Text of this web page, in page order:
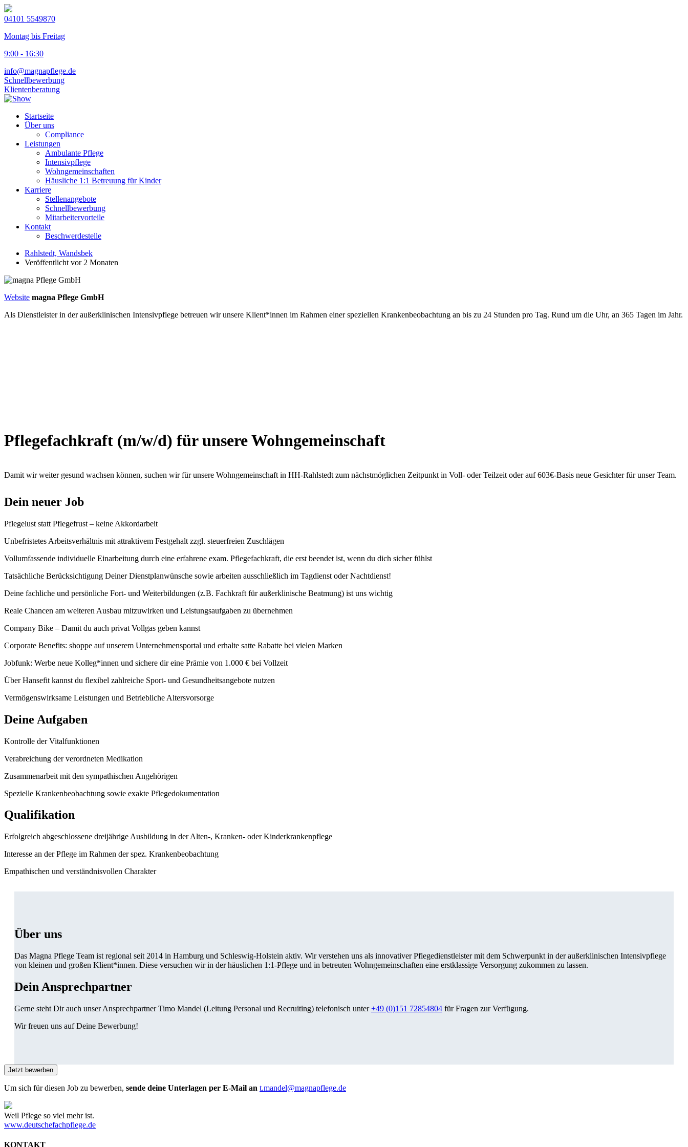
04101 5549870
Montag bis Freitag
9:00 - 16:30
info@magnapflege.de
Schnellbewerbung
Klientenberatung
Startseite
Über uns
Compliance
Leistungen
Ambulante Pflege
Intensivpflege
Wohngemeinschaften
Häusliche 1:1 Betreuung für Kinder
Karriere
Stellenangebote
Schnellbewerbung
Mitarbeitervorteile
Kontakt
Beschwerdestelle
Rahlstedt, Wandsbek
Veröffentlicht vor 2 Monaten
Website magna Pflege GmbH
Als Dienstleister in der außerklinischen Intensivpflege betreuen wir unsere Klient*innen im Rahmen einer speziellen Krankenbeobachtung an bis zu 24 Stunden pro Tag. Rund um die Uhr, an 365 Tagen im Jahr.
Pflegefachkraft (m/w/d) für unsere Wohngemeinschaft
Damit wir weiter gesund wachsen können, suchen wir für unsere Wohngemeinschaft in HH-Rahlstedt zum nächstmöglichen Zeitpunkt in Voll- oder Teilzeit oder auf 603€-Basis neue Gesichter für unser Team.
Dein neuer Job
Pflegelust statt Pflegefrust – keine Akkordarbeit
Unbefristetes Arbeitsverhältnis mit attraktivem Festgehalt zzgl. steuerfreien Zuschlägen
Vollumfassende individuelle Einarbeitung durch eine erfahrene exam. Pflegefachkraft, die erst beendet ist, wenn du dich sicher fühlst
Tatsächliche Berücksichtigung Deiner Dienstplanwünsche sowie arbeiten ausschließlich im Tagdienst oder Nachtdienst!
Deine fachliche und persönliche Fort- und Weiterbildungen (z.B. Fachkraft für außerklinische Beatmung) ist uns wichtig
Reale Chancen am weiteren Ausbau mitzuwirken und Leistungsaufgaben zu übernehmen
Company Bike – Damit du auch privat Vollgas geben kannst
Corporate Benefits: shoppe auf unserem Unternehmensportal und erhalte satte Rabatte bei vielen Marken
Jobfunk: Werbe neue Kolleg*innen und sichere dir eine Prämie von 1.000 € bei Vollzeit
Über Hansefit kannst du flexibel zahlreiche Sport- und Gesundheitsangebote nutzen
Vermögenswirksame Leistungen und Betriebliche Altersvorsorge
Deine Aufgaben
Kontrolle der Vitalfunktionen
Verabreichung der verordneten Medikation
Zusammenarbeit mit den sympathischen Angehörigen
Spezielle Krankenbeobachtung sowie exakte Pflegedokumentation
Qualifikation
Erfolgreich abgeschlossene dreijährige Ausbildung in der Alten-, Kranken- oder Kinderkrankenpflege
Interesse an der Pflege im Rahmen der spez. Krankenbeobachtung
Empathischen und verständnisvollen Charakter
Über uns
Das Magna Pflege Team ist regional seit 2014 in Hamburg und Schleswig-Holstein aktiv. Wir verstehen uns als innovativer Pflegedienstleister mit dem Schwerpunkt in der außerklinischen Intensivpflege
von kleinen und großen Klient*innen. Diese versuchen wir in der häuslichen 1:1-Pflege und in betreuten Wohngemeinschaften eine erstklassige Versorgung zukommen zu lassen.
Dein Ansprechpartner
Gerne steht Dir auch unser Ansprechpartner Timo Mandel (Leitung Personal und Recruiting) telefonisch unter+49 (0)151 72854804 für Fragen zur Verfügung.
Wir freuen uns auf Deine Bewerbung!
Um sich für diesen Job zu bewerben, sende deine Unterlagen per E-Mail an t.mandel@magnapflege.de
Weil Pflege so viel mehr ist.
www.deutschefachpflege.de
KONTAKT